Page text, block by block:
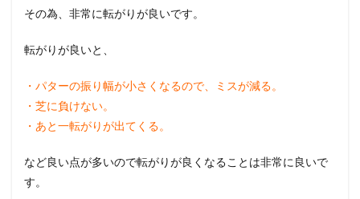
その為、非常に転がりが良いです。
転がりが良いと、
・パターの振り幅が小さくなるので、ミスが減る。
・芝に負けない。
・あと一転がりが出てくる。
など良い点が多いので転がりが良くなることは非常に良いで
す。